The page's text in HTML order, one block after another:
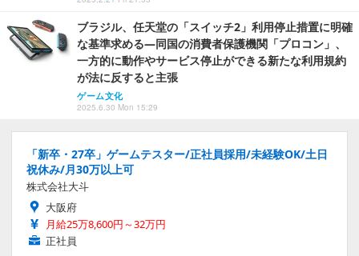
ブラジル、任天堂の「スイッチ2」利用停止措置に明確
な基準求める―同国の消費者保護機関「プロコン」、
一方的に動作やサービス停止ができる新たな利用規約
が法に反すると主張
ゲーム文化
2025.6.30 Mon 15:29
「新卒・27卒」ゲームテスター/正社員採用/未経験OK/土日
祝休み/月30万以上可
株式会社大斗
大阪府
月給25万8,600円～32万円
正社員